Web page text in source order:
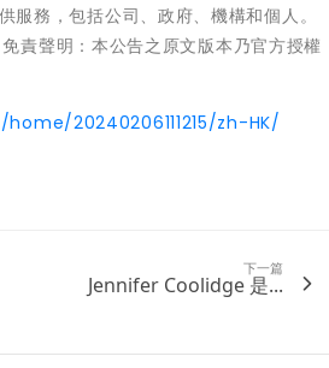
務，包括公司、政府、機構和個人。
聲明：本公告之原文版本乃官方授權
20240206111215/zh-HK/
下一篇
Jennifer Coolidge 是...